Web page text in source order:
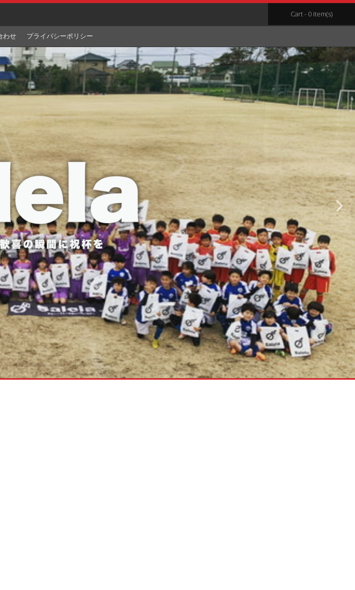
Cart - 0 item(s)
わせ プライバシーポリシー